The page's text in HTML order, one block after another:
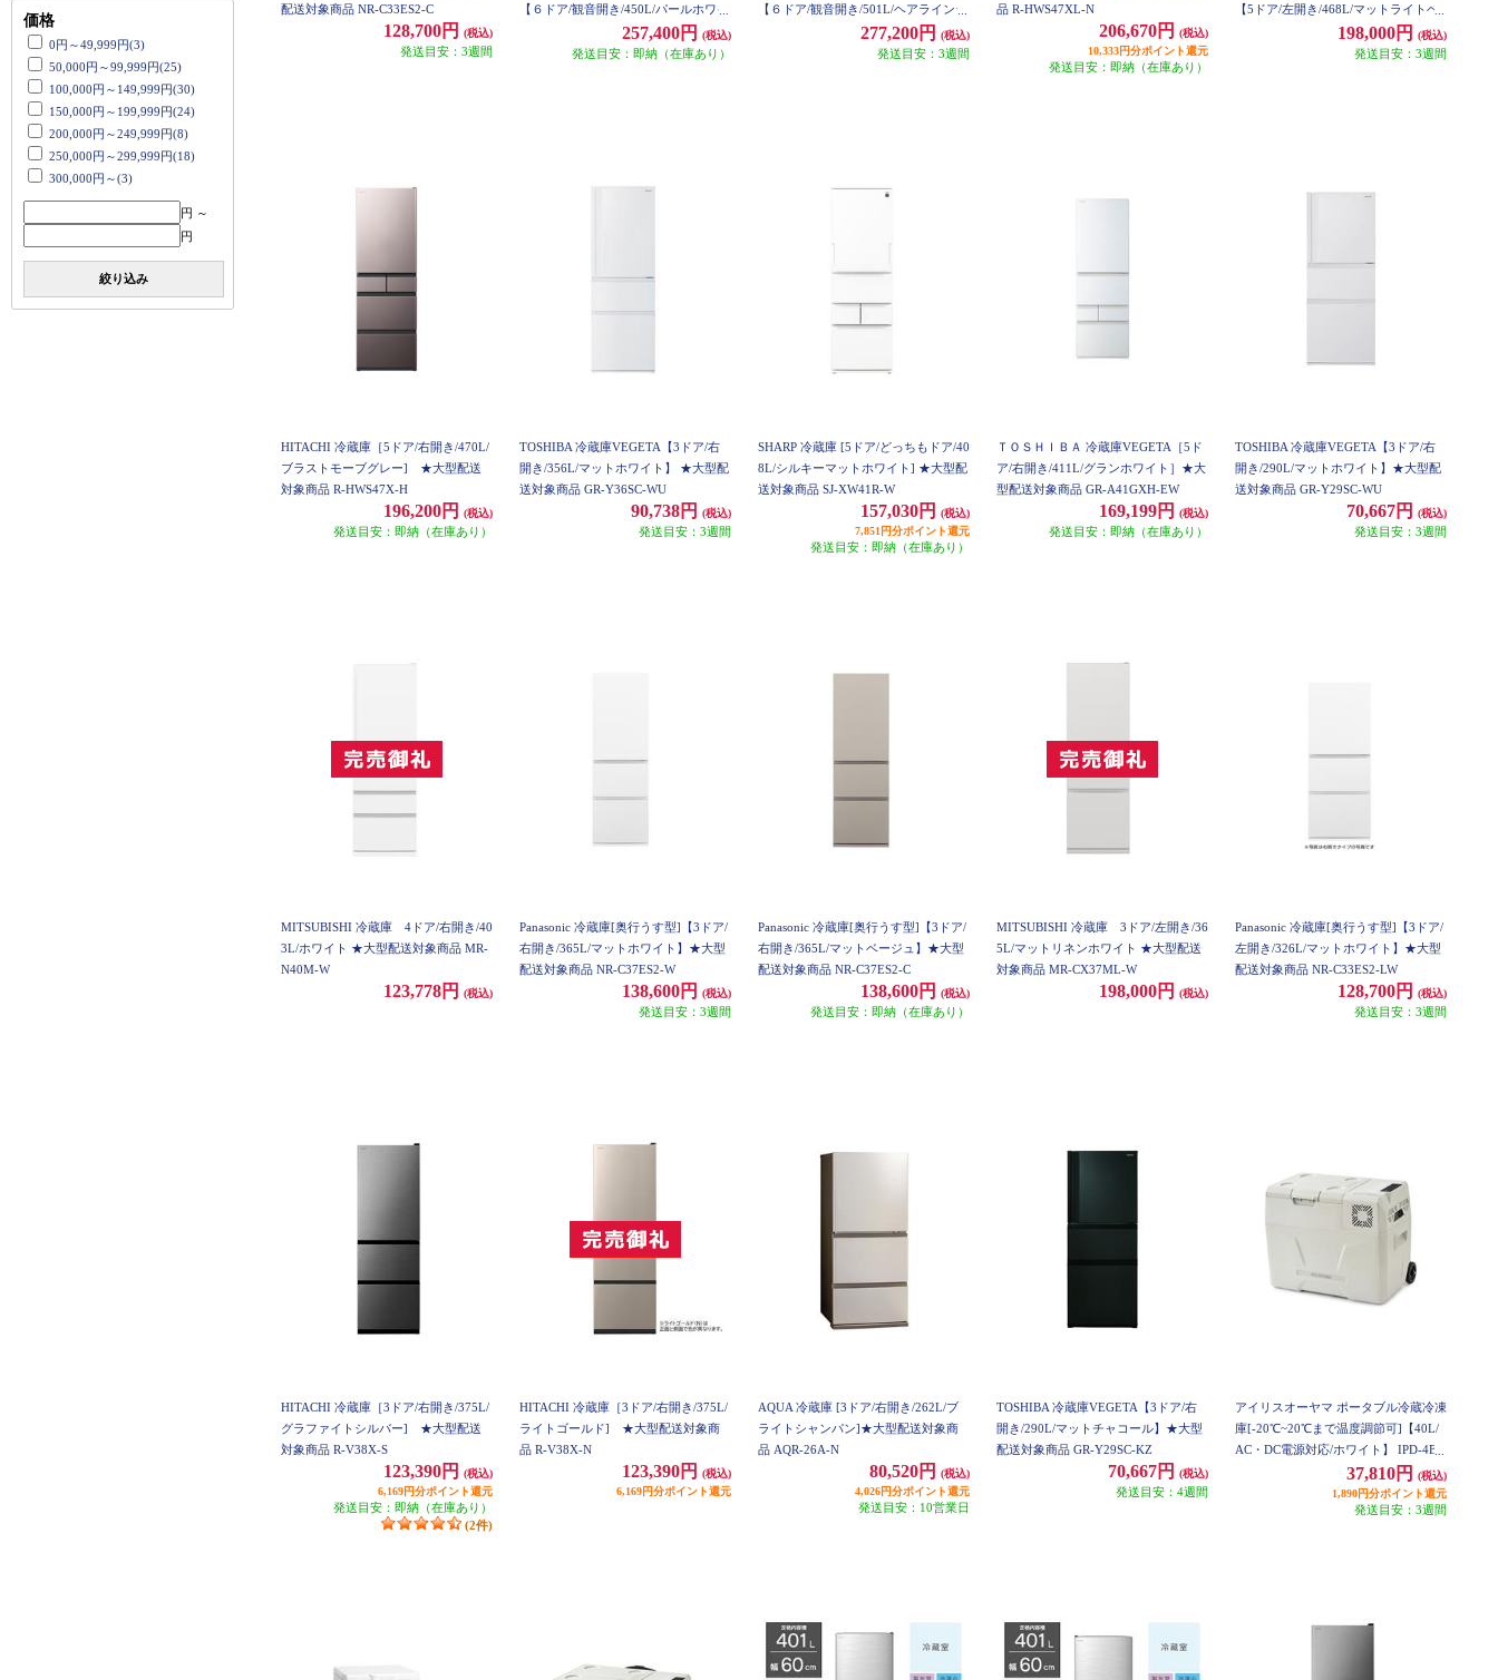
価格
0円～49,999円(3)
50,000円～99,999円(25)
100,000円～149,999円(30)
150,000円～199,999円(24)
200,000円～249,999円(8)
250,000円～299,999円(18)
300,000円～(3)
円 ～
円
絞り込み
配送対象商品 NR-C33ES2-C
128,700円 (税込)
発送目安：3週間
【６ドア/観音開き/450L/パールホワイ
ト】 ★大型配送対象商品 NR-F45HY3-
257,400円 (税込)
発送目安：即納（在庫あり）
【６ドア/観音開き/501L/ヘアラインシ
ャンパン】 ★大型配送対象商品 NR-F
277,200円 (税込)
発送目安：3週間
品 R-HWS47XL-N
206,670円
(税込)
10,333円分ポイント還元
発送目安：即納（在庫あり）
【5ドア/左開き/468L/マットライトベ
ージュ】★大型配送対象商品 NR-E47
198,000円 (税込)
発送目安：3週間
HITACHI 冷蔵庫［5ドア/右開き/470L/
ブラストモーブグレー] ★大型配送
対象商品 R-HWS47X-H
196,200円 (税込)
発送目安：即納（在庫あり）
TOSHIBA 冷蔵庫VEGETA【3ドア/右
開き/356L/マットホワイト】 ★大型配
送対象商品 GR-Y36SC-WU
90,738円 (税込)
発送目安：3週間
SHARP 冷蔵庫 [5ドア/どっちもドア/40
8L/シルキーマットホワイト] ★大型配
送対象商品 SJ-XW41R-W
157,030円
(税込)
7,851円分ポイント還元
発送目安：即納（在庫あり）
ＴＯＳＨＩＢＡ 冷蔵庫VEGETA［5ド
ア/右開き/411L/グランホワイト］★大
型配送対象商品 GR-A41GXH-EW
169,199円 (税込)
発送目安：即納（在庫あり）
TOSHIBA 冷蔵庫VEGETA【3ドア/右
開き/290L/マットホワイト】★大型配
送対象商品 GR-Y29SC-WU
70,667円 (税込)
発送目安：3週間
MITSUBISHI 冷蔵庫 4ドア/右開き/40
3L/ホワイト ★大型配送対象商品 MR-
N40M-W
123,778円 (税込)
Panasonic 冷蔵庫[奥行うす型]【3ドア/
右開き/365L/マットホワイト】★大型
配送対象商品 NR-C37ES2-W
138,600円 (税込)
発送目安：3週間
Panasonic 冷蔵庫[奥行うす型]【3ドア/
右開き/365L/マットベージュ】★大型
配送対象商品 NR-C37ES2-C
138,600円 (税込)
発送目安：即納（在庫あり）
MITSUBISHI 冷蔵庫 3ドア/左開き/36
5L/マットリネンホワイト ★大型配送
対象商品 MR-CX37ML-W
198,000円 (税込)
Panasonic 冷蔵庫[奥行うす型]【3ドア/
左開き/326L/マットホワイト】★大型
配送対象商品 NR-C33ES2-LW
128,700円 (税込)
発送目安：3週間
HITACHI 冷蔵庫［3ドア/右開き/375L/
グラファイトシルバー] ★大型配送
対象商品 R-V38X-S
123,390円
(税込)
6,169円分ポイント還元
発送目安：即納（在庫あり）
(2件)
HITACHI 冷蔵庫［3ドア/右開き/375L/
ライトゴールド] ★大型配送対象商
品 R-V38X-N
123,390円
(税込)
6,169円分ポイント還元
AQUA 冷蔵庫 [3ドア/右開き/262L/ブ
ライトシャンパン]★大型配送対象商
品 AQR-26A-N
80,520円
(税込)
4,026円分ポイント還元
発送目安：10営業日
TOSHIBA 冷蔵庫VEGETA【3ドア/右
開き/290L/マットチャコール】★大型
配送対象商品 GR-Y29SC-KZ
70,667円 (税込)
発送目安：4週間
アイリスオーヤマ ポータブル冷蔵冷凍
庫[-20℃~20℃まで温度調節可]【40L/
AC・DC電源対応/ホワイト】 IPD-4B-
37,810円
(税込)
1,890円分ポイント還元
発送目安：3週間